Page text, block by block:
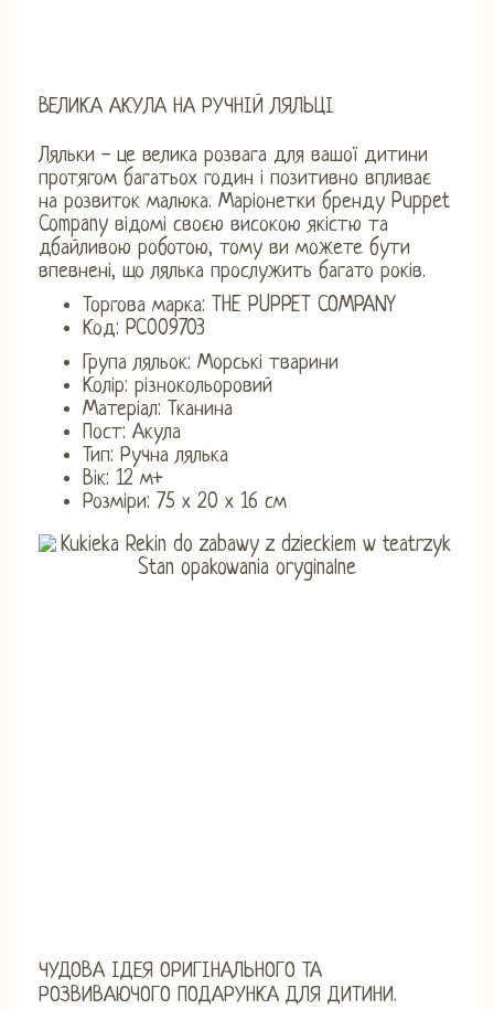
ВЕЛИКА АКУЛА НА РУЧНІЙ ЛЯЛЬЦІ
Ляльки - це велика розвага для вашої дитини
протягом багатьох годин і позитивно впливає
на розвиток малюка. Маріонетки бренду Puppet
Company відомі своєю високою якістю та
дбайливою роботою, тому ви можете бути
впевнені, що лялька прослужить багато років.
Торгова марка: THE PUPPET COMPANY
Код: PC009703
Група ляльок: Морські тварини
Колір: різнокольоровий
Матеріал: Тканина
Пост: Акула
Тип: Ручна лялька
Вік: 12 м+
Розміри: 75 х 20 х 16 см
ЧУДОВА ІДЕЯ ОРИГІНАЛЬНОГО ТА
РОЗВИВАЮЧОГО ПОДАРУНКА ДЛЯ ДИТИНИ.